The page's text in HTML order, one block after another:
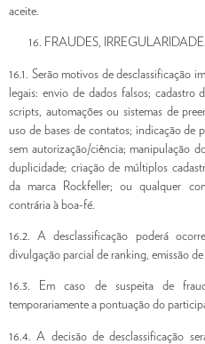
aceite.
FRAUDES,
16.1. Serão motivos de desclassificação
legais: envio de dados falsos; cadastro
scripts, automações ou sistemas de
uso de bases de contatos; indicação de
sem autorização/ciência; manipulação
duplicidade; criação de múltiplos
da marca Rockfeller; ou qualquer
contrária à boa-fé.
16.2. A desclassificação poderá
divulgação parcial de ranking, emissão
16.3. Em caso de suspeita de
temporariamente a pontuação do
16.4. A decisão de desclassificação